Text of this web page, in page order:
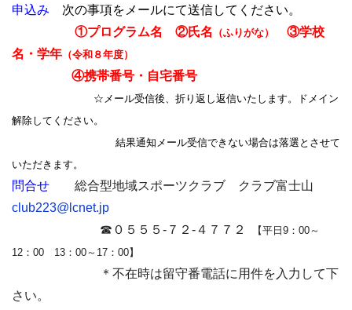
申込み
次の事項をメールにて送信してください。
①プログラム名 ②氏名
（ふりがな）
③学校
名・学年 （令和８年度）
④携帯番号・自宅番号
☆メール受信後、折り返し返信いたします。ドメイン
解除してください。
結果通知メール受信できない場合は落選とさせて
いただきます。
問合せ 総合型地域スポーツクラブ クラブ富士山
club223@lcnet.jp
☎０５５５‐７２‐４７７２
【平日9：00～
12：00 13：00～17：00】
＊不在時は留守番電話に用件を入力して下
さい。